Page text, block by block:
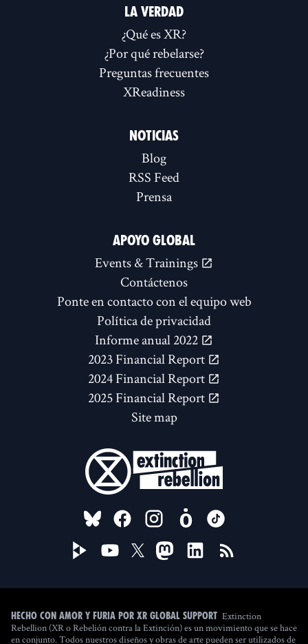
LA VERDAD
¿Qué es XR?
¿Por qué rebelarse?
Preguntas frecuentes
XReadiness
NOTICIAS
Blog
RSS Feed
Prensa
APOYO GLOBAL
Events & Trainings
Contáctenos
Ponte en contacto con el equipo web
Política de privacidad
Informe anual 2022
2023 Financial Report
2024 Financial Report
2025 Financial Report
Site map
FOLLOW US ON
Hecho con amor y furia por XR Global Support Extinction
Rebellion (XR o Rebelión contra la Extinción) es un movimiento que se hace
en conjunto. Todos nuestros diseños y obras de arte pueden ser utilizados de